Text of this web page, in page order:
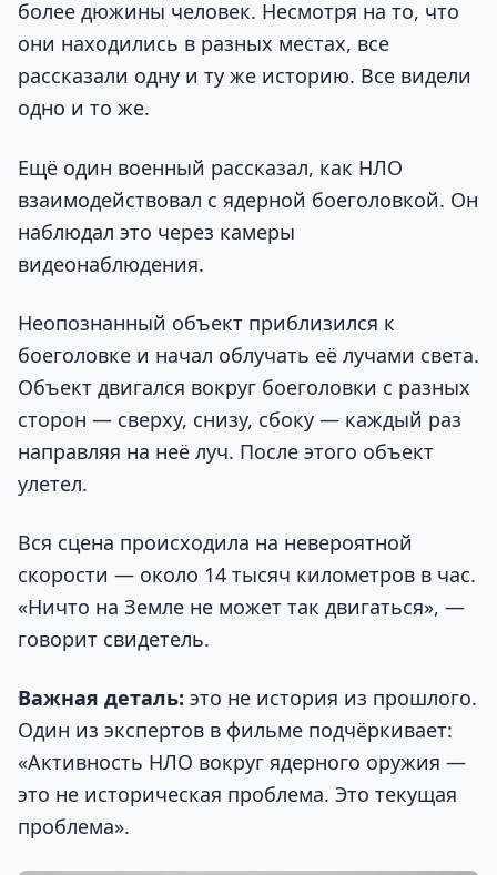
более дюжины человек. Несмотря на то, что
они находились в разных местах, все
рассказали одну и ту же историю. Все видели
одно и то же.
Ещё один военный рассказал, как НЛО
взаимодействовал с ядерной боеголовкой. Он
наблюдал это через камеры
видеонаблюдения.
Неопознанный объект приблизился к
боеголовке и начал облучать её лучами света.
Объект двигался вокруг боеголовки с разных
сторон — сверху, снизу, сбоку — каждый раз
направляя на неё луч. После этого объект
улетел.
Вся сцена происходила на невероятной
скорости — около 14 тысяч километров в час.
«Ничто на Земле не может так двигаться», —
говорит свидетель.
Важная деталь: это не история из прошлого.
Один из экспертов в фильме подчёркивает:
«Активность НЛО вокруг ядерного оружия —
это не историческая проблема. Это текущая
проблема».